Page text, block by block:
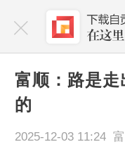
富顺：路是
的
2025-12-03 11:24